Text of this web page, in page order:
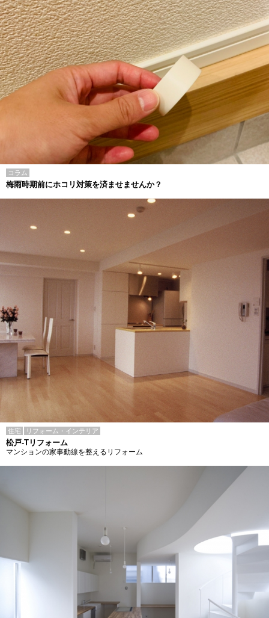
コラム
梅雨時期前にホコリ対策を済ませませんか？
住宅 リフォーム・インテリア
松戸-Tリフォーム
マンションの家事動線を整えるリフォーム